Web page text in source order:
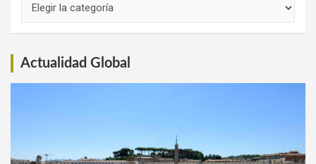
Actualidad Global